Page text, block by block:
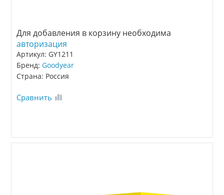
Для добавления в корзину необходима
авторизация
Артикул: GY1211
Бренд:Goodyear
Страна: Россия
Сравнить